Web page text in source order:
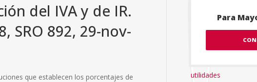
del IVA y de IR.
SRO 892, 29-nov-
que establecen los porcentajes de
Para